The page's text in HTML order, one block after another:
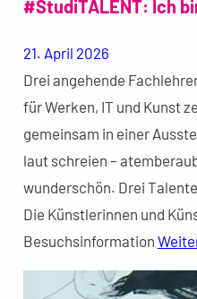
#StudiTALENT: Ich
21. April 2026
Drei angehende
für Werken, IT und Kunst
gemeinsam in einer
laut schreien –
wunderschön. Drei
Die Künstlerinnen und
Besuchsinformation